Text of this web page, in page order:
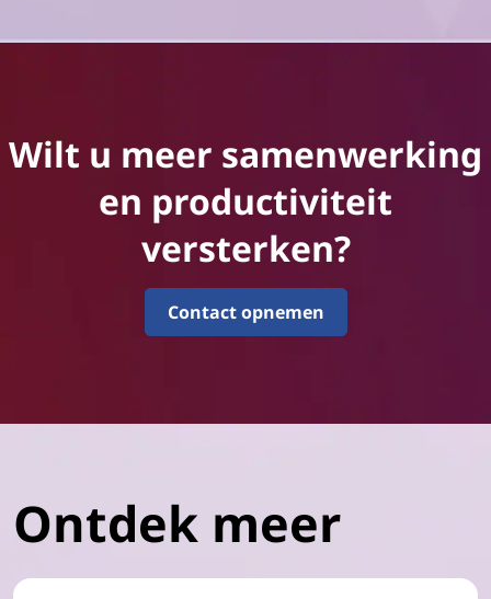
Wilt u meer samenwerking
en productiviteit
versterken?
Contact opnemen
Ontdek meer